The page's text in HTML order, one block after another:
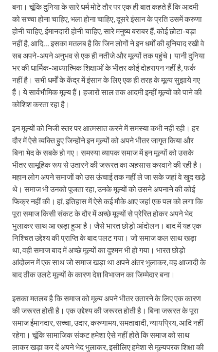
बना। चूंकि दुनिया के सारे धर्म मोटे तौर पर एक ही बात कहते हैं कि आदमी
को सच्‍चा होना चाहिए, भला होना चाहिए, दूसरे इंसान के प्रति उसमें करुणा
होनी चाहिए, ईमानदारी होनी चाहिए, सारे मनुष्‍य बराबर हैं, कोई छोटा-बड़ा
नहीं है, आदि… इसका मतलब है कि जिन लोगों ने इन धर्मों की बुनियाद रखी वे
सब अपने-अपने अनुभव से एक ही नतीजे और मूल्‍यों तक पहुंचे। यानी दुनिया
भर की धार्मिक-आध्यात्मिक शिक्षाओं के भीतर कोई दोहरापन नहीं है, फर्क
नहीं है। सभी धर्मों के केंद्र में इंसान के लिए एक ही तरह के मूल्‍य सुझाये गए
हैं। ये सार्वभौमिक मूल्‍य हैं। हजारों साल तक आदमी इन्‍हीं मूल्‍यों को पाने की
कोशिश करता रहा है।
इन मूल्यों को निजी स्‍तर पर आत्मसात करने में समस्‍या कभी नहीं रही। हर
दौर में ऐसे व्यक्ति हुए जिन्होंने इन मूल्यों को अपने भीतर जागृत किया और
बिना भेद के सबके हो गए। समस्या व्यापक समाज में इन मूल्यों को उसके
भीतर सामूहिक रूप से उतारने की जरूरत का अहसास करवाने की रही है।
महान लोग अपने समाजों को उस ऊंचाई तक नहीं ले जा सके जहां वे खुद खड़े
थे। समाज भी उनको पूजता रहा, उनके मूल्‍यों को उसने अपनाने की कोई
फिक्र नहीं की। हां, इतिहास में ऐसे कई मौके आए जहां एक पल को लगा कि
पूरा समाज किसी संकट के दौर में अच्‍छे मूल्यों से प्रेरित होकर अपने भेद
भुलाकर साथ आ खड़ा हुआ है। जैसे भारत छोड़ो आंदोलन। बाद में यह एक
निश्चित उद्देश्य की प्राप्ति के बाद पलट गया। जो समाज कल साथ खड़ा
था, वही समाज बाद में अच्‍छे मूल्यों का दुश्मन भी हो गया। भारत छोड़ो
आंदोलन में एक साथ जो समाज खड़ा था अपने अंतर भुलाकर, वह आजादी के
बाद ठीक उलटे मूल्‍यों के कारण देश विभाजन का जिम्‍मेदार बना।
इसका मतलब है कि समाज को मूल्‍य अपने भीतर उतारने के लिए एक कारण
की जरूरत होती है। एक उद्देश्‍य की जरूरत होती है। बिना जरूरत के पूरा
समाज ईमानदार, सच्‍चा, उदार, करुणामय, समतावादी, न्‍यायप्रिय, आदि नहीं
रहेगा। चूंकि सामाजिक संकट हमेशा ऐसे नहीं होते कि समाज को साथ
लाकर खड़ा कर दें अपने भेद भुलाकर, इसीलिए हमेशा से मूल्यपरक शिक्षा की